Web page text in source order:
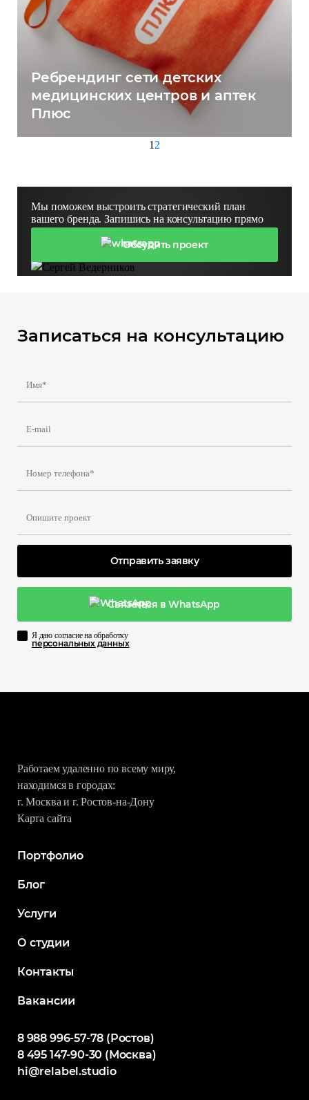
Ребрендинг сети детских
медицинских центров и аптек
Плюс
1 2
Мы поможем выстроить стратегический план
вашего бренда. Запишись на консультацию прямо
сейчас, заполни форму или напиши нам в WhatsApp
Обсудить проект
Записаться на консультацию
Отправить заявку
Связаться в WhatsApp
Я даю согласие на обработку
персональных данных
Работаем удаленно по всему миру,
находимся в городах:
г. Москва и г. Ростов-на-Дону
Карта сайта
Портфолио
Блог
Услуги
О студии
Контакты
Вакансии
8 988 996-57-78 (Ростов)
8 495 147-90-30 (Москва)
hi@relabel.studio